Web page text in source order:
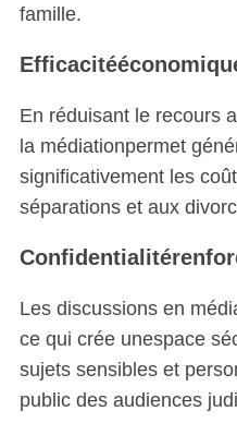
famille.
En réduisant le recours
la médiationpermet
significativement les
séparations et aux
Les discussions en
ce qui crée unespace
sujets sensibles et
public des audiences